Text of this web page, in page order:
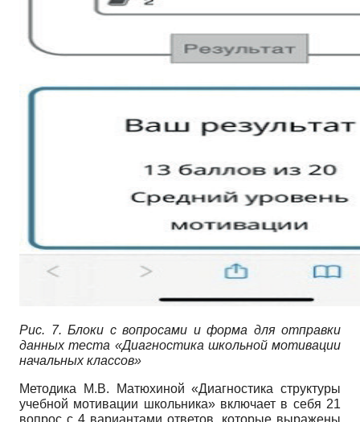
Рис. 7. Блоки с вопросами и форма для отправки
данных теста «Диагностика школьной мотивации
начальных классов»
Методика М.В. Матюхиной «Диагностика структуры
учебной мотивации школьника» включает в себя 21
вопрос с 4 вариантами ответов, которые выражены